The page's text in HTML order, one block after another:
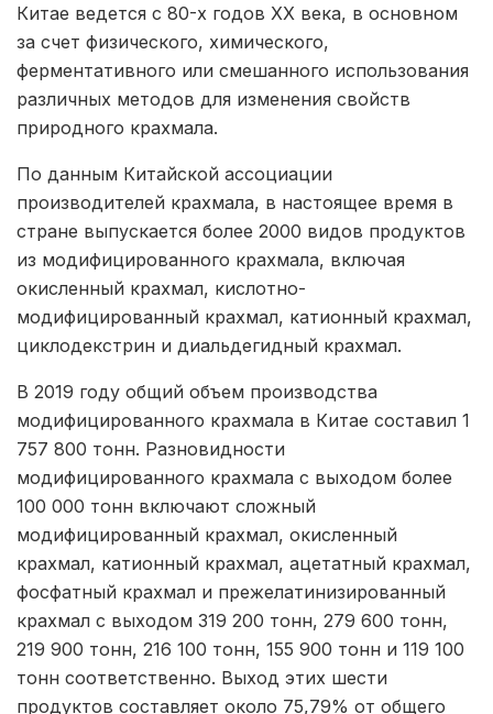
Китае ведется с 80-х годов XX века, в основном
за счет физического, химического,
ферментативного или смешанного использования
различных методов для изменения свойств
природного крахмала.
По данным Китайской ассоциации
производителей крахмала, в настоящее время в
стране выпускается более 2000 видов продуктов
из модифицированного крахмала, включая
окисленный крахмал, кислотно-
модифицированный крахмал, катионный крахмал,
циклодекстрин и диальдегидный крахмал.
В 2019 году общий объем производства
модифицированного крахмала в Китае составил 1
757 800 тонн. Разновидности
модифицированного крахмала с выходом более
100 000 тонн включают сложный
модифицированный крахмал, окисленный
крахмал, катионный крахмал, ацетатный крахмал,
фосфатный крахмал и прежелатинизированный
крахмал с выходом 319 200 тонн, 279 600 тонн,
219 900 тонн, 216 100 тонн, 155 900 тонн и 119 100
тонн соответственно. Выход этих шести
продуктов составляет около 75,79% от общего